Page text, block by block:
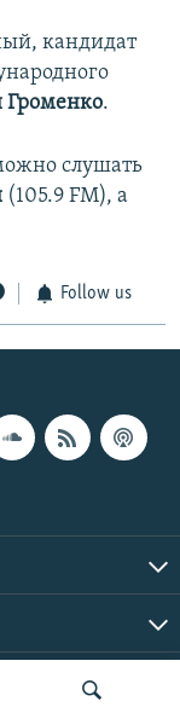
кандидат
Громенко.
слушать
(105.9 FM), а
Follow us
права защищены.